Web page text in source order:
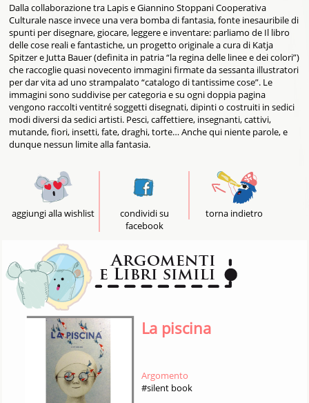
Dalla collaborazione tra Lapis e Giannino Stoppani Cooperativa
Culturale nasce invece una vera bomba di fantasia, fonte inesauribile di
spunti per disegnare, giocare, leggere e inventare: parliamo de Il libro
delle cose reali e fantastiche, un progetto originale a cura di Katja
Spitzer e Jutta Bauer (definita in patria “la regina delle linee e dei colori”)
che raccoglie quasi novecento immagini firmate da sessanta illustratori
per dar vita ad uno strampalato “catalogo di tantissime cose”. Le
immagini sono suddivise per categoria e su ogni doppia pagina
vengono raccolti ventitré soggetti disegnati, dipinti o costruiti in sedici
modi diversi da sedici artisti. Pesci, caffettiere, insegnanti, cattivi,
mutande, fiori, insetti, fate, draghi, torte… Anche qui niente parole, e
dunque nessun limite alla fantasia.
aggiungi alla wishlist
condividi su
facebook
torna indietro
La piscina
Argomento
#silent book